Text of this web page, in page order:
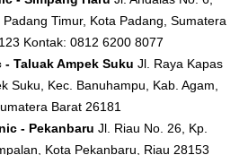
Timur, Kota Padang, Sumatera
Kontak: 0812 6200 8077
Taluak Ampek Suku Jl. Raya Kapas
Suku, Kec. Banuhampu, Kab. Agam,
Barat 26181
- Pekanbaru Jl. Riau No. 26, Kp.
Kota Pekanbaru, Riau 28153